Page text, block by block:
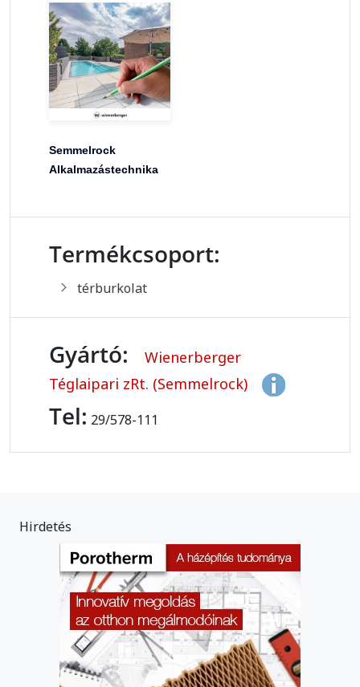
Semmelrock
Alkalmazástechnika
Termékcsoport:
térburkolat
Gyártó:
Wienerberger
Téglaipari zRt. (Semmelrock)
Tel: 29/578-111
Hirdetés